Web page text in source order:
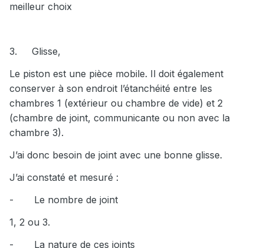
meilleur choix
3.
Glisse,
Le piston est une pièce mobile. Il doit également
conserver à son endroit l’étanchéité entre les
chambres 1 (extérieur ou chambre de vide) et 2
(chambre de joint, communicante ou non avec la
chambre 3).
J’ai donc besoin de joint avec une bonne glisse.
J’ai constaté et mesuré :
-
Le nombre de joint
1, 2 ou 3.
-
La nature de ces joints